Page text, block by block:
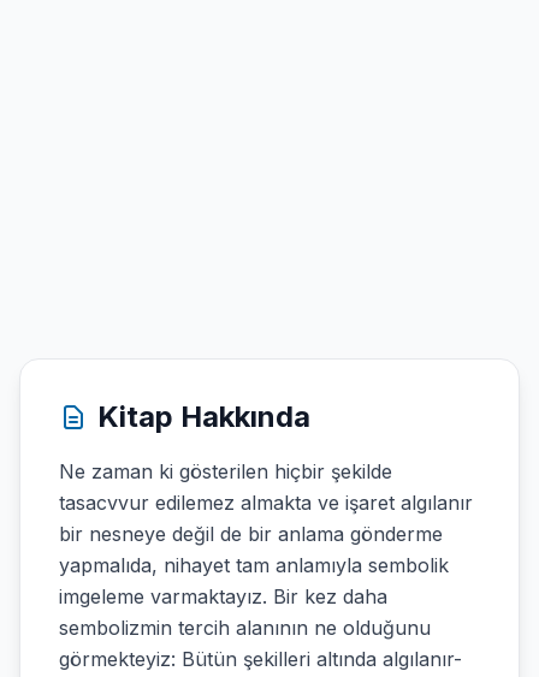
Kitap Hakkında
Ne zaman ki gösterilen hiçbir şekilde
tasacvvur edilemez almakta ve işaret algılanır
bir nesneye değil de bir anlama gönderme
yapmalıda, nihayet tam anlamıyla sembolik
imgeleme varmaktayız. Bir kez daha
sembolizmin tercih alanının ne olduğunu
görmekteyiz: Bütün şekilleri altında algılanır-